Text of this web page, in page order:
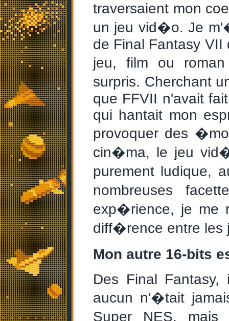
traversaient mon
un jeu vid�o. Je
de Final Fantasy
jeu, film ou
surpris. Cherchant
que FFVII n'avait
qui hantait mon
provoquer des
cin�ma, le jeu
purement ludique,
nombreuses
exp�rience, je me
diff�rence entre les
Mon autre 16-bits
Des Final
aucun n'�tait
Super NES,